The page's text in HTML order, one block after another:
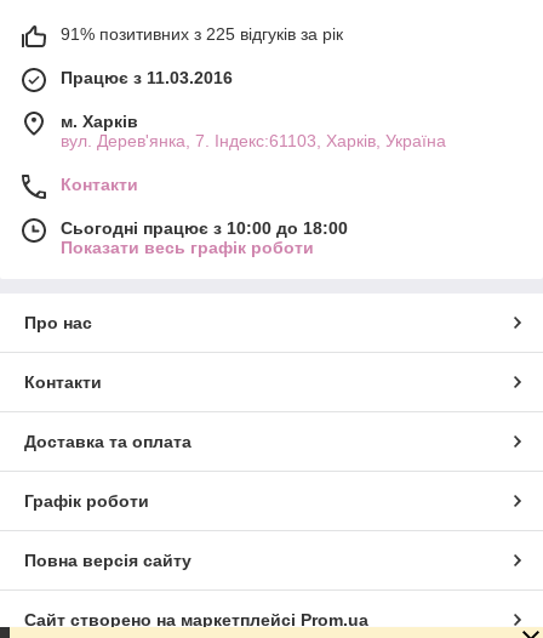
91% позитивних з 225 відгуків за рік
Працює з 11.03.2016
м. Харків
вул. Дерев'янка, 7. Індекс:61103, Харків, Україна
Контакти
Сьогодні працює з 10:00 до 18:00
Показати весь графік роботи
Про нас
Контакти
Доставка та оплата
Графік роботи
Повна версія сайту
Сайт створено на маркетплейсі Prom.ua